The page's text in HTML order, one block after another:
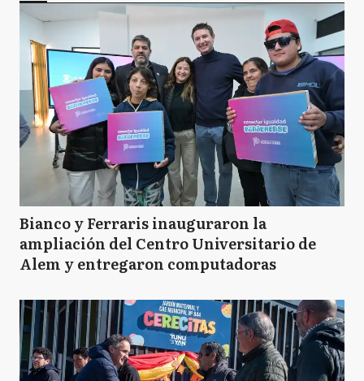
Bianco y Ferraris inauguraron la
ampliación del Centro Universitario de
Alem y entregaron computadoras